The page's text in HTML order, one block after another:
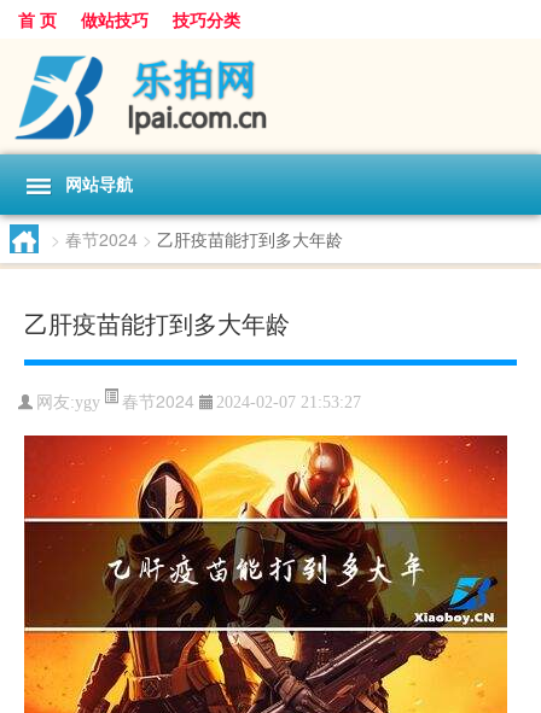
首 页 做站技巧 技巧分类
网站导航
> 春节2024 > 乙肝疫苗能打到多大年龄
乙肝疫苗能打到多大年龄
网友:ygy 春节2024 2024-02-07 21:53:27